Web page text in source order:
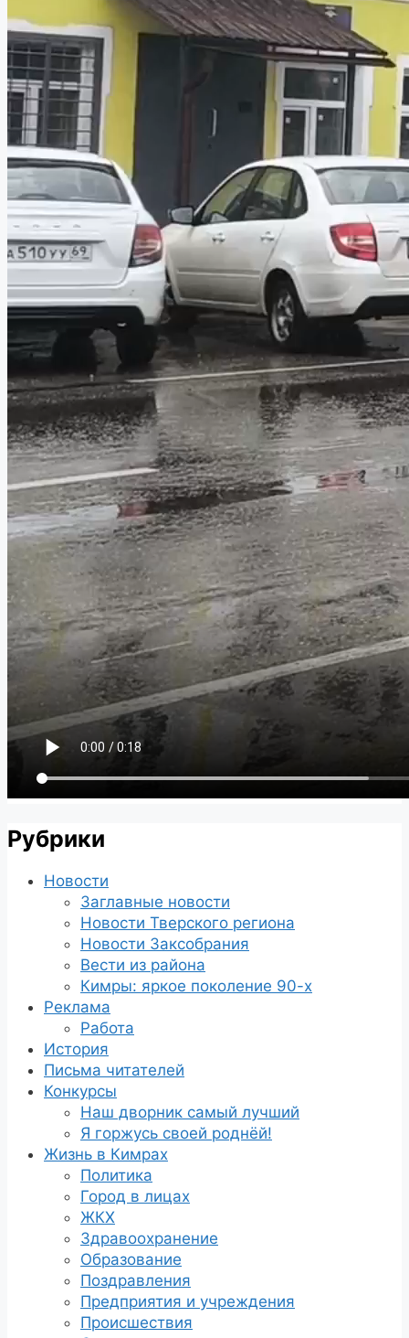
Рубрики
Новости
Заглавные новости
Новости Тверского региона
Новости Заксобрания
Вести из района
Кимры: яркое поколение 90-х
Реклама
Работа
История
Письма читателей
Конкурсы
Наш дворник самый лучший
Я горжусь своей роднёй!
Жизнь в Кимрах
Политика
Город в лицах
ЖКХ
Здравоохранение
Образование
Поздравления
Предприятия и учреждения
Происшествия